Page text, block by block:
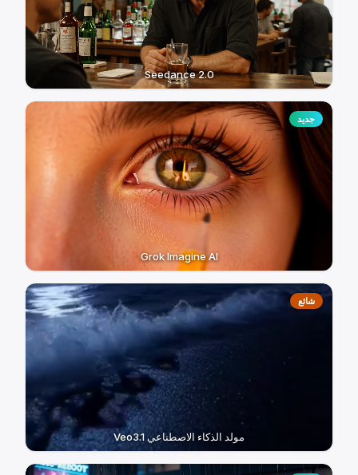
Seedance 2.0
جديد
Grok Imagine AI
شائع
Veo3.1 مولد الذكاء الاصطناعي